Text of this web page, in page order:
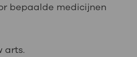
bepaalde medicijnen
arts.